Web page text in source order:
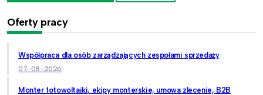
Oferty pracy
Współpraca dla osób zarządzających zespołami sprzedaży
07-08-2026
Monter fotowoltaiki, ekipy monterskie, umowa zlecenie, B2B